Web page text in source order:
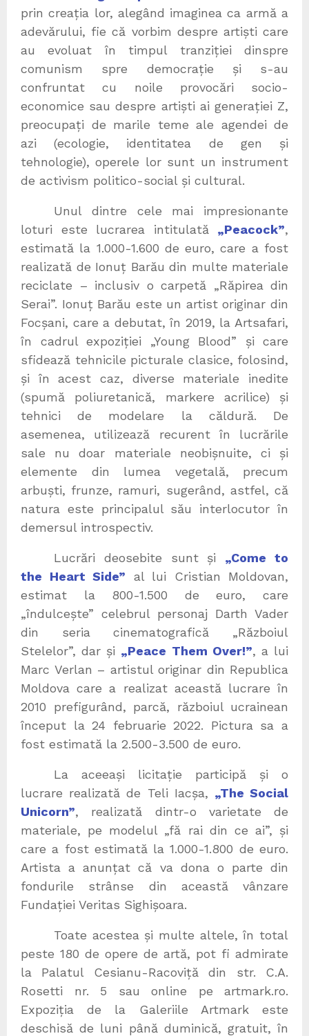
prin creația lor, alegând imaginea ca armă a
adevărului, fie că vorbim despre artiști care
au evoluat în timpul tranziției dinspre
comunism spre democrație și s-au
confruntat cu noile provocări socio-
economice sau despre artiști ai generației Z,
preocupați de marile teme ale agendei de
azi (ecologie, identitatea de gen și
tehnologie), operele lor sunt un instrument
de activism politico-social și cultural.
Unul dintre cele mai impresionante
loturi este lucrarea intitulată „Peacock”,
estimată la 1.000-1.600 de euro, care a fost
realizată de Ionuț Barău din multe materiale
reciclate – inclusiv o carpetă „Răpirea din
Serai”. Ionuț Barău este un artist originar din
Focșani, care a debutat, în 2019, la Artsafari,
în cadrul expoziției „Young Blood” și care
sfidează tehnicile picturale clasice, folosind,
și în acest caz, diverse materiale inedite
(spumă poliuretanică, markere acrilice) și
tehnici de modelare la căldură. De
asemenea, utilizează recurent în lucrările
sale nu doar materiale neobișnuite, ci și
elemente din lumea vegetală, precum
arbuști, frunze, ramuri, sugerând, astfel, că
natura este principalul său interlocutor în
demersul introspectiv.
Lucrări deosebite sunt și „Come to
the Heart Side” al lui Cristian Moldovan,
estimat la 800-1.500 de euro, care
„îndulcește” celebrul personaj Darth Vader
din seria cinematografică „Războiul
Stelelor”, dar și „Peace Them Over!”, a lui
Marc Verlan – artistul originar din Republica
Moldova care a realizat această lucrare în
2010 prefigurând, parcă, războiul ucrainean
început la 24 februarie 2022. Pictura sa a
fost estimată la 2.500-3.500 de euro.
La aceeași licitație participă și o
lucrare realizată de Teli Iacșa, „The Social
Unicorn”, realizată dintr-o varietate de
materiale, pe modelul „fă rai din ce ai”, și
care a fost estimată la 1.000-1.800 de euro.
Artista a anunțat că va dona o parte din
fondurile strânse din această vânzare
Fundației Veritas Sighișoara.
Toate acestea și multe altele, în total
peste 180 de opere de artă, pot fi admirate
la Palatul Cesianu-Racoviță din str. C.A.
Rosetti nr. 5 sau online pe artmark.ro.
Expoziția de la Galeriile Artmark este
deschisă de luni până duminică, gratuit, în